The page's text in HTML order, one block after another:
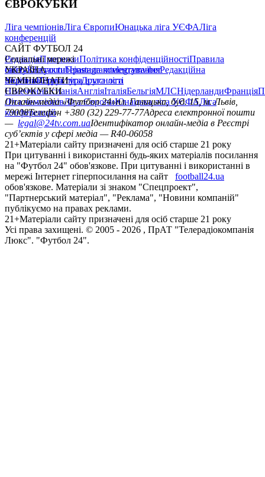
ЄВРОКУБКИ
Ліга чемпіонівЛіга ЄвропиЮнацька ліга УЄФАЛіга
конференцій
САЙТ ФУТБОЛ 24
РедакціяПрогнозиПолітика конфіденційностіПравила
сайтуКонтактиПравила коментуванняРедакційна
політикаСтруктура власності
Соціальні мережі
facebookxyoutubeinstagramtelegramviber
УКРАЇНА
УкраїнаПерша лігаДруга ліга
ЧЕМПІОНАТИ
НімеччинаІспаніяАнгліяІталіяБельгіяМЛСНідерландиФранція
ЄВРОКУБКИ
Ліга чемпіонівЛіга ЄвропиЮнацька ліга УЄФАЛіга
конференцій
Онлайн-медіа «Футбол 24»пл. Галицька, буд. 15, м. Львів,
79008Телефон +380 (32) 229-77-77Адреса електронної пошти
— legal@24tv.com.uaІдентифікатор онлайн-медіа в Реєстрі
суб’єктів у сфері медіа — R40-06058
21+Матеріали сайту призначені для осіб старше 21 року
При цитуванні і використанні будь-яких матеріалів посилання
на "Футбол 24" обов'язкове. При цитуванні і використанні в
мережі Інтернет гіперпосилання на сайт
football24.ua
обов'язкове. Матеріали зі знаком "Спецпроект",
"Партнерський матеріал", "Реклама", "Новини компаній"
публікуємо на правах реклами.
21+Матеріали сайту призначені для осіб старше 21 року
Усi права захищенi. © 2005 - 2026 , ПрАТ "Телерадіокомпанія
Люкс". "Футбол 24".